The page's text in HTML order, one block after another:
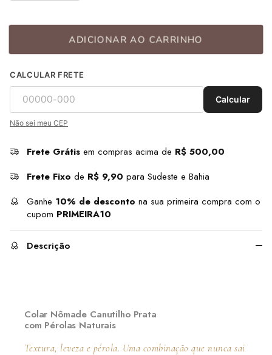
ADICIONAR AO CARRINHO
CALCULAR FRETE
Calcular
Não sei meu CEP
Frete Grátis em compras acima de R$ 500,00
Frete Fixo de R$ 9,90 para Sudeste e Bahia
Ganhe 10% de desconto na sua primeira compra com o
cupom PRIMEIRA10
Descrição
Colar Nômade Canutilho Prata
com Pérolas Naturais
Textura, leveza e pérola. Uma combinação que nunca sai